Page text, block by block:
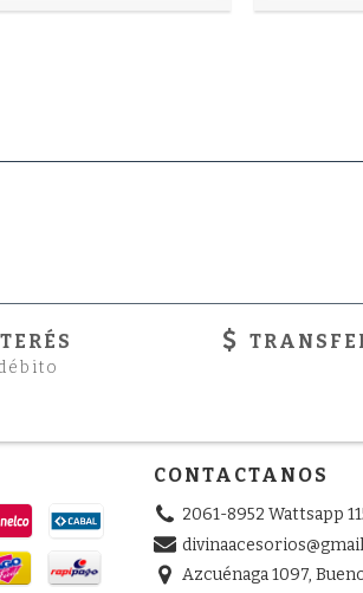
CONTACTANOS
2061-8952 Wattsapp
Azcuénaga 1097,